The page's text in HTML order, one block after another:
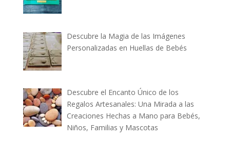
Descubre la Magia de las Imágenes
Personalizadas en Huellas de Bebés
Descubre el Encanto Único de los
Regalos Artesanales: Una Mirada a las
Creaciones Hechas a Mano para Bebés,
Niños, Familias y Mascotas